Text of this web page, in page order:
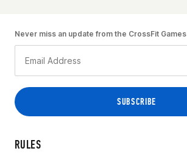
RULES
Never miss an update from the CrossFit Games